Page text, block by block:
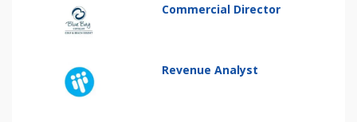
Commercial Director
Revenue Analyst